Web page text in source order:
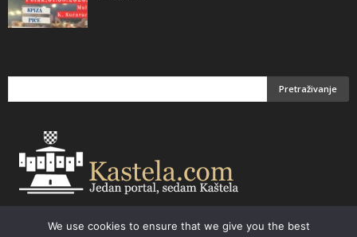
We use cookies to ensure that we give you the best